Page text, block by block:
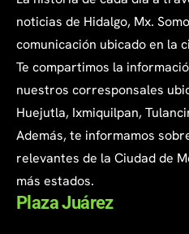
noticias de Hidalgo, Mx.
comunicación ubicado en la
Te compartimos la
nuestros corresponsales
Huejutla, Ixmiquilpan,
Además, te informamos
relevantes de la Ciudad de
más estados.
Plaza Juárez